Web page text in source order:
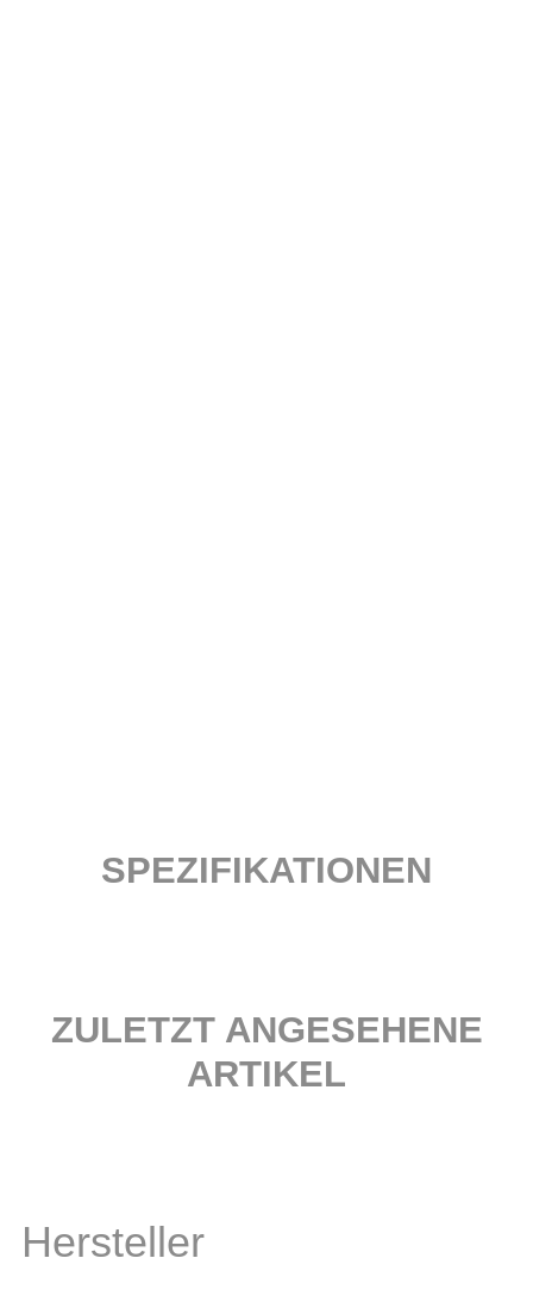
SPEZIFIKATIONEN
ZULETZT ANGESEHENE
ARTIKEL
Hersteller